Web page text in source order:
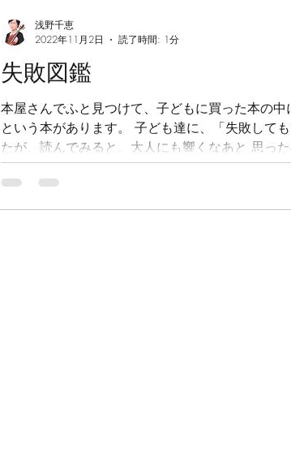
失敗図鑑
本屋さんでふと見つけて、子どもに買った本の中
という本があります。 子ども達に、「失敗して
たが、読んでみると、大人にも響くなあと 思っ
浅野千恵
2022年11月2日
読了時間: 1分